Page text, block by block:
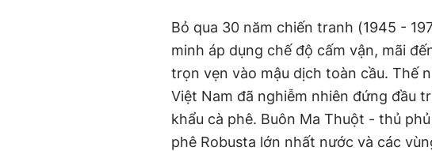
Bỏ qua 30 năm chiến tranh (1945 -
minh áp dụng chế độ cấm vận, mãi
trọn vẹn vào mậu dịch toàn cầu. Thế
Việt Nam đã nghiễm nhiên đứng đầu
khẩu cà phê. Buôn Ma Thuột - thủ
phê Robusta lớn nhất nước và các